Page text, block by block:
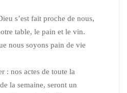
s’est fait proche de nous,
table, le pain et le vin.
nous soyons pain de vie
: nos actes de toute la
la semaine, seront un